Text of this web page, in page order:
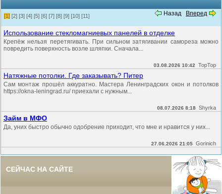
Назад Вперед
[1] [2] [3] [4] [5] [6] [7] [8] [9] [10] [11]
Использование стекломагниевых панелей в отделке
Крепёж нельзя перетягивать. При сильном затягивании самореза можно
повредить поверхность возле шляпки. Сначала...
03.08.2026 10:42 TopTop
Натяжные потолки. Где заказывать? Питер
Сам монтаж прошёл аккуратно. Мастера Ленинградских окон и потолков
https://okna-leningrad.ru/ приехали с нужным...
08.07.2026 8:18 Shyrka
Займ в МФО
Да, уних быстро обычно одобрение приходит, что мне и нравится у них...
27.06.2026 21:05 Gorinich
СЕЙЧАС НА САЙТЕ